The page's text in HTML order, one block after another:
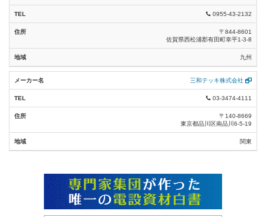
0955-43-2132
〒844-8601
佐賀県西松浦郡有田町幸平1-3-8
九州
三和テッキ株式会社
03-3474-4111
〒140-8669
東京都品川区南品川6-5-19
関東
継柱金具 (4)
支線用品 (18)
架線金物 (24)
交通信号・道路標識装柱用品 (1)
防災無線施設装柱用品 (5)